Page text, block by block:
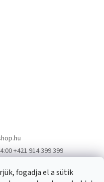
fogadja el a sütik
+421 914 399 399